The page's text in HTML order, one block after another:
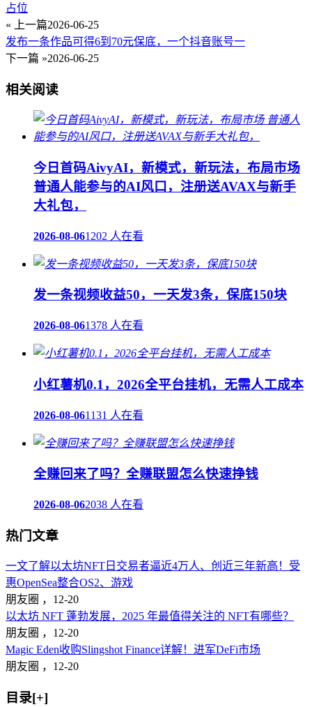
占位
« 上一篇2026-06-25
发布一条作品可得6到70元保底，一个抖音账号一
下一篇 »2026-06-25
相关阅读
今日首码AivyAI，新模式，新玩法，布局市场
普通人能参与的AI风口，注册送AVAX与新手
大礼包，
2026-08-061202 人在看
发一条视频收益50，一天发3条，保底150块
2026-08-061378 人在看
小红薯机0.1，2026全平台挂机，无需人工成本
2026-08-061131 人在看
全赚回来了吗？全赚联盟怎么快速挣钱
2026-08-062038 人在看
热门文章
一文了解以太坊NFT日交易者逼近4万人、创近三年新高！受
惠OpenSea整合OS2、游戏
朋友圈 ， 12-20
以太坊 NFT 蓬勃发展，2025 年最值得关注的 NFT有哪些？
朋友圈 ， 12-20
Magic Eden收购Slingshot Finance详解！进军DeFi市场
朋友圈 ， 12-20
目录[+]